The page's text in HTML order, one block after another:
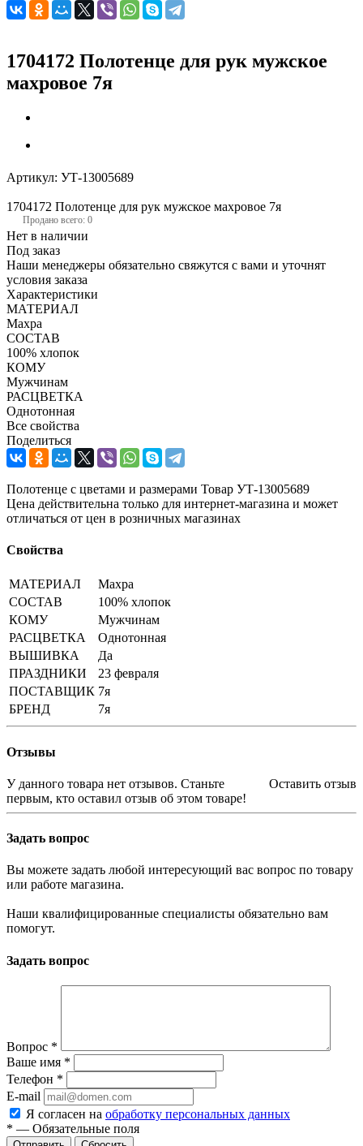
1704172 Полотенце для рук мужское
махровое 7я
Артикул: УТ-13005689
1704172 Полотенце для рук мужское махровое 7я
Продано всего: 0
Нет в наличии
Под заказ
Наши менеджеры обязательно свяжутся с вами и уточнят
условия заказа
Характеристики
МАТЕРИАЛ
Махра
СОСТАВ
100% хлопок
КОМУ
Мужчинам
РАСЦВЕТКА
Однотонная
Все свойства
Поделиться
Полотенце с цветами и размерами Товар УТ-13005689
Цена действительна только для интернет-магазина и может
отличаться от цен в розничных магазинах
Свойства
МАТЕРИАЛ
Махра
СОСТАВ
100% хлопок
КОМУ
Мужчинам
РАСЦВЕТКА
Однотонная
ВЫШИВКА
Да
ПРАЗДНИКИ
23 февраля
ПОСТАВЩИК 7я
БРЕНД
7я
Отзывы
Оставить отзыв
У данного товара нет отзывов. Станьте
первым, кто оставил отзыв об этом товаре!
Задать вопрос
Вы можете задать любой интересующий вас вопрос по товару
или работе магазина.
Наши квалифицированные специалисты обязательно вам
помогут.
Задать вопрос
Вопрос *
Ваше имя *
Телефон *
E-mail
Я согласен на обработку персональных данных
* — Обязательные поля